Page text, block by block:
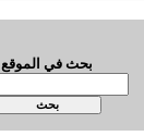
بحث في الموقع